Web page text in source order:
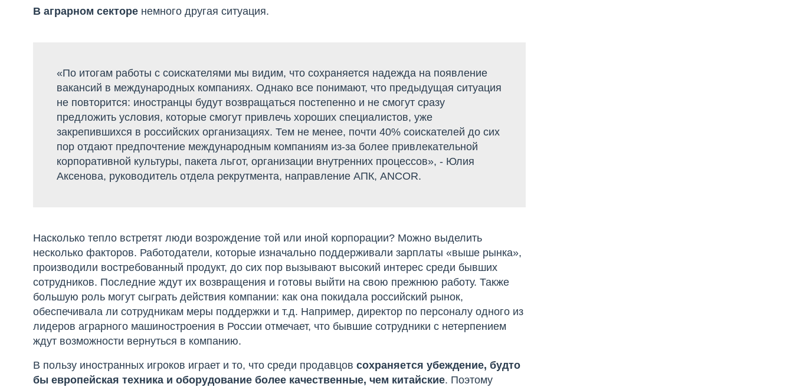
В аграрном секторе немного другая ситуация.
«По итогам работы с соискателями мы видим, что сохраняется надежда на появление
вакансий в международных компаниях. Однако все понимают, что предыдущая ситуация
не повторится: иностранцы будут возвращаться постепенно и не смогут сразу
предложить условия, которые смогут привлечь хороших специалистов, уже
закрепившихся в российских организациях. Тем не менее, почти 40% соискателей до сих
пор отдают предпочтение международным компаниям из-за более привлекательной
корпоративной культуры, пакета льгот, организации внутренних процессов», - Юлия
Аксенова, руководитель отдела рекрутмента, направление АПК, ANCOR.
Насколько тепло встретят люди возрождение той или иной корпорации? Можно выделить
несколько факторов. Работодатели, которые изначально поддерживали зарплаты «выше рынка»,
производили востребованный продукт, до сих пор вызывают высокий интерес среди бывших
сотрудников. Последние ждут их возвращения и готовы выйти на свою прежнюю работу. Также
большую роль могут сыграть действия компании: как она покидала российский рынок,
обеспечивала ли сотрудникам меры поддержки и т.д. Например, директор по персоналу одного из
лидеров аграрного машиностроения в России отмечает, что бывшие сотрудники с нетерпением
ждут возможности вернуться в компанию.
В пользу иностранных игроков играет и то, что среди продавцовсохраняется убеждение, будто
бы европейская техника и оборудование более качественные, чем китайские. Поэтому